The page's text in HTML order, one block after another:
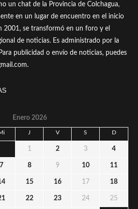
un chat de la Provincia de Colchagua,
en un lugar de encuentro en el inicio
2001, se transformó en un foro y el
de noticias. Es administrado por la
publicidad o envío de noticias, puedes
Enero 2026
J V S D
1 2 3 4
7 8 9 10 11
15 16 17 18
22 23 24 25